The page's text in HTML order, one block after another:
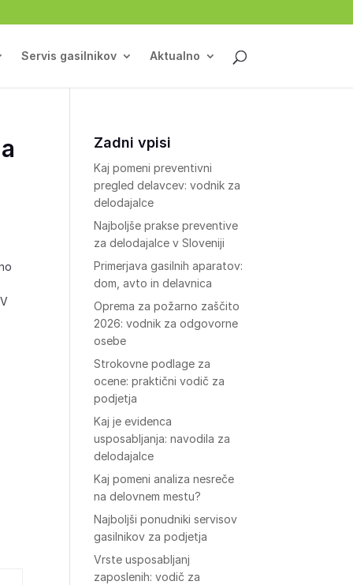
Servis gasilnikov Aktualno
Zadni vpisi
Kaj pomeni preventivni
pregled delavcev: vodnik za
delodajalce
Najboljše prakse preventive
za delodajalce v Sloveniji
Primerjava gasilnih aparatov:
dom, avto in delavnica
Oprema za požarno zaščito
2026: vodnik za odgovorne
osebe
Strokovne podlage za
ocene: praktični vodič za
podjetja
Kaj je evidenca
usposabljanja: navodila za
delodajalce
Kaj pomeni analiza nesreče
na delovnem mestu?
Najboljši ponudniki servisov
gasilnikov za podjetja
Vrste usposabljanj
zaposlenih: vodič za